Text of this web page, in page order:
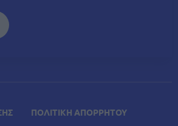
ΠΟΛΙΤΙΚΗ ΑΠΟΡΡΗΤΟΥ